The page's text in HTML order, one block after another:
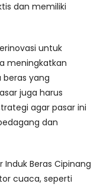
dan memiliki
untuk
meningkatkan
yang
juga harus
agar pasar ini
dan
Beras Cipinang
cuaca, seperti